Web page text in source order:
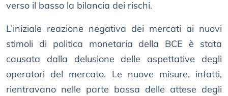
verso il basso la bilancia dei rischi.
L’iniziale reazione negativa dei mercati ai nuovi
stimoli di politica monetaria della BCE è stata
causata dalla delusione delle aspettative degli
operatori del mercato. Le nuove misure, infatti,
rientravano nelle parte bassa delle attese degli